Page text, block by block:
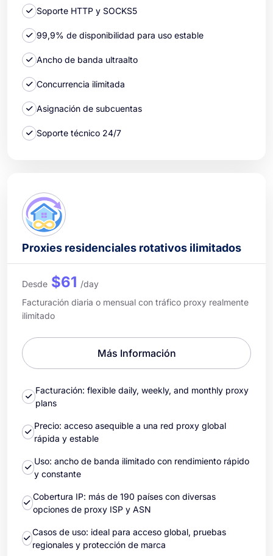
Soporte HTTP y SOCKS5
99,9% de disponibilidad para uso estable
Ancho de banda ultraalto
Concurrencia ilimitada
Asignación de subcuentas
Soporte técnico 24/7
Proxies residenciales rotativos ilimitados
Desde $61 /day
Facturación diaria o mensual con tráfico proxy realmente
ilimitado
Más Información
Facturación: flexible daily, weekly, and monthly proxy
plans
Precio: acceso asequible a una red proxy global
rápida y estable
Uso: ancho de banda ilimitado con rendimiento rápido
y constante
Cobertura IP: más de 190 países con diversas
opciones de proxy ISP y ASN
Casos de uso: ideal para acceso global, pruebas
regionales y protección de marca